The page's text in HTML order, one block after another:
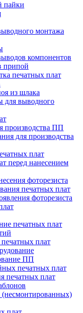
пайки
монтажа
компонентов
припой
печатных плат
из шлака
для выводного
производства ПП
для производства
плат
перед нанесением
фоторезиста
печатных плат
фоторезиста
печатных плат
плат
ПП
печатных плат
печатных плат
(несмонтированных)